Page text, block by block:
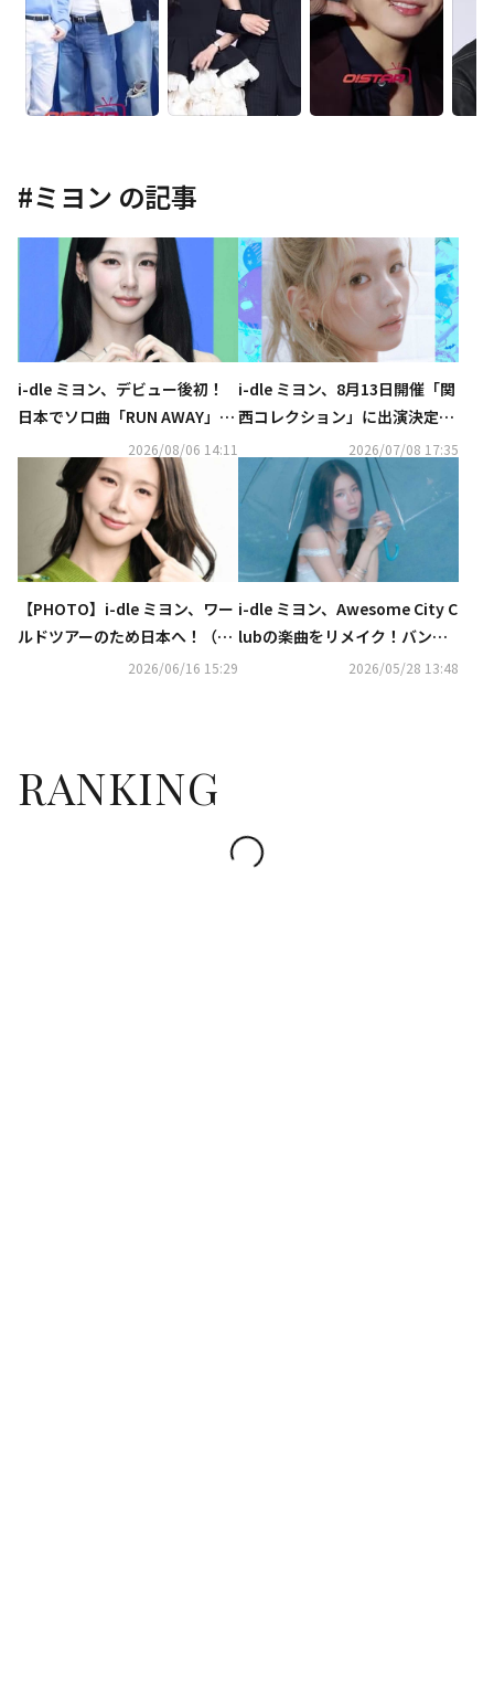
#ミヨン の記事
i-dle ミヨン、デビュー後初！
日本でソロ曲「RUN AWAY」を
8月10日にリリース2026/08/06 14:11
i-dle ミヨン、8月13日開催「関
西コレクション」に出演決定！
ライブパフォーマンスを披露
2026/07/08 17:35
【PHOTO】i-dle ミヨン、ワー
ルドツアーのため日本へ！（動
2026/06/16 15:29
i-dle ミヨン、Awesome City C
lubの楽曲をリメイク！バンドS
ORANとのコラボで美しい歌声
2026/05/28 13:48
RANKING